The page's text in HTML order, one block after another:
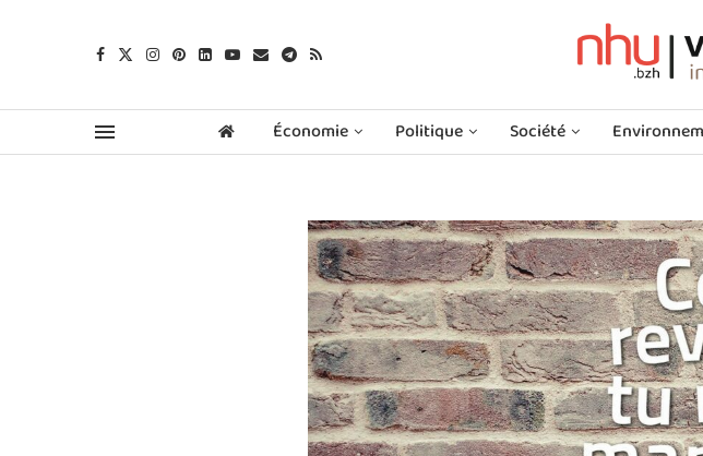
Économie Politique Société